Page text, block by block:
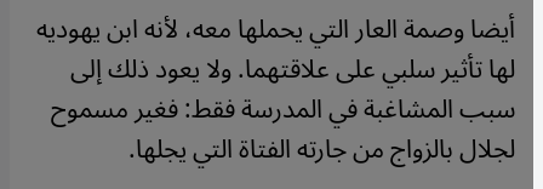
أيضا وصمة العار التي يحملها معه، لأنه ابن يهوديه
لها تأثير سلبي على علاقتهما. ولا يعود ذلك إلى
سبب المشاغبة في المدرسة فقط: فغير مسموح
لجلال بالزواج من جارته الفتاة التي يجلها.